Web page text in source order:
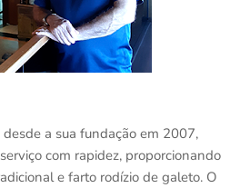
a sua fundação em 2007,
com rapidez, proporcionando
e farto rodízio de galeto. O